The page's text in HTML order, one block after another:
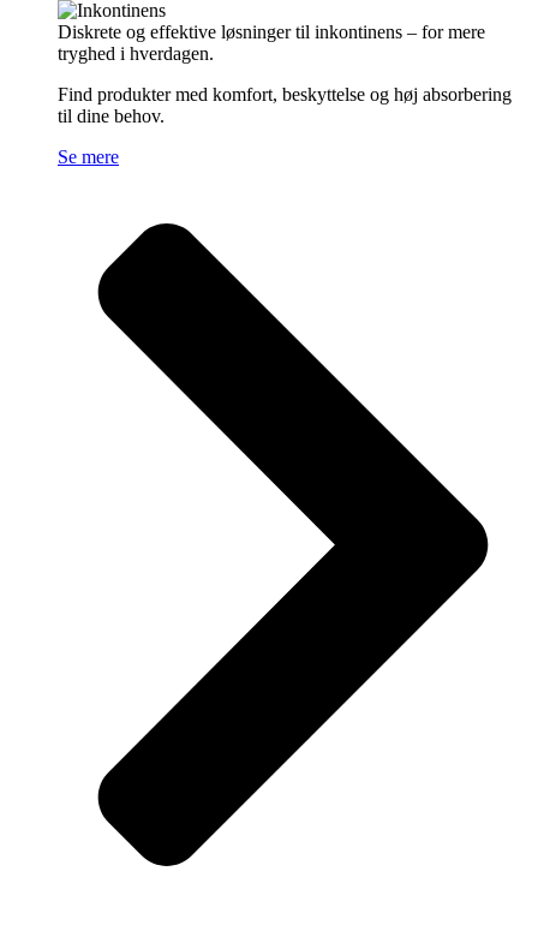
Diskrete og effektive løsninger til inkontinens – for mere
tryghed i hverdagen.
Find produkter med komfort, beskyttelse og høj absorbering
til dine behov.
Se mere